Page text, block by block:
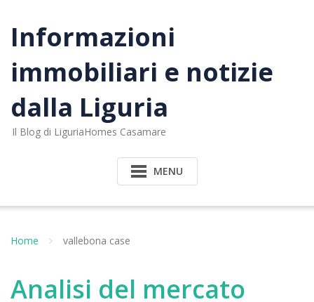
Informazioni
immobiliari e notizie
dalla Liguria
Il Blog di LiguriaHomes Casamare
MENU
Home vallebona case
Analisi del mercato